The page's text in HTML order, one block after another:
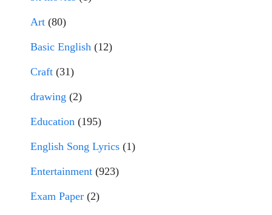
Art (80)
Basic English (12)
Craft (31)
drawing (2)
Education (195)
English Song Lyrics (1)
Entertainment (923)
Exam Paper (2)